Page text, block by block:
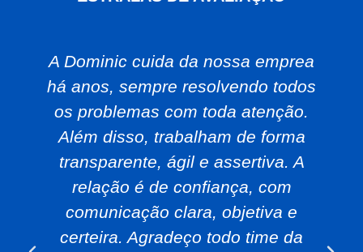
A Dominic cuida da nossa emprea
há anos, sempre resolvendo todos
os problemas com toda atenção.
Além disso, trabalham de forma
transparente, ágil e assertiva. A
relação é de confiança, com
comunicação clara, objetiva e
certeira. Agradeço todo time da